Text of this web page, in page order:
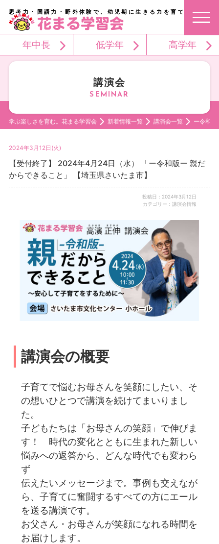
思考力・国語力・野外体験で、幼児期に生きる力を育てる。
年中長 低学年 高学年
講演会
学ぶ楽しさを育む。花まる学習会 新着情報一覧 講演会一覧 ー令和版
2024年3月12日(火)
【受付終了】 2024年4月24日（水） 「ー令和版ー 親だ
からできること」 【埼玉県さいたま市】
投稿日：2024年3月12日
カテゴリー：講演会情報
講演会の概要
子育てで悩むお母さんを笑顔にしたい、そ
の想いひとつで講演を続けてまいりまし
た。
子どもたちは「お母さんの笑顔」で伸びま
す！ 時代の変化とともに生まれた新しい
悩みへの返答から、どんな時代でも変わら
ず
伝えたいメッセージまで。事例も交えなが
ら、子育てに奮闘するすべての方にエール
を送る講演です。
お父さん・お母さんが笑顔になれる時間を
お届けします。